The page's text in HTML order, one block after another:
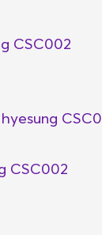
CSC002
CSC002